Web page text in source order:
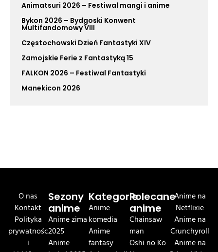
Animatsuri 2026 – Festiwal mangi i anime
Bykon 2026 – Bydgoski Konwent
Multifandomowy VIII
Częstochowski Dzień Fantastyki XIV
Zamojskie Ferie z Fantastyką 15
FALKON 2026 – Festiwal Fantastyki
Manekicon 2026
O nas
Kontakt
Polityka
prywatnośc
i
Sezony
anime
Anime zima
2025
Anime
Kategorie
Anime
komedia
Anime
fantasy
Polecane
anime
Chainsaw
man
Oshi no Ko
Anime na
Netflixie
Anime na
Crunchyroll
Anime na